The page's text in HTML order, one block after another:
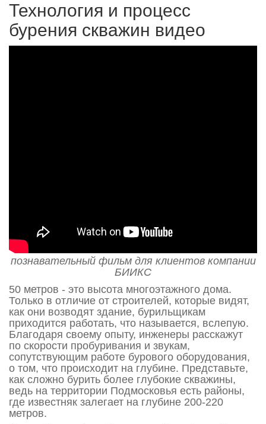
Технология и процесс
бурения скважин видео
познавательный фильм для клиентов компании
БИИКС
50 метров - это высота многоэтажного дома.
Только в отличие от строителей, которые видят,
как они возводят здание, бурильщикам
приходится работать, что называется, вслепую.
Благодаря своему опыту, инженеры расскажут
по скорости пробуривания и звукам,
сопутствующим работе бурового оборудования,
о том, что происходит на глубине. Представьте,
как сложно бурить более глубокие скважины,
ведь на территории Подмосковья есть районы,
где известняк залегает на глубине 200-220
метров.